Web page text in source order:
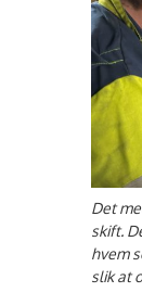
Det
skift.
hvem
slik at